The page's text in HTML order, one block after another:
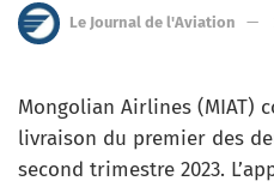
Le Journal de l'Aviation
Mongolian Airlines (MIAT)
livraison du premier des
second trimestre 2023.